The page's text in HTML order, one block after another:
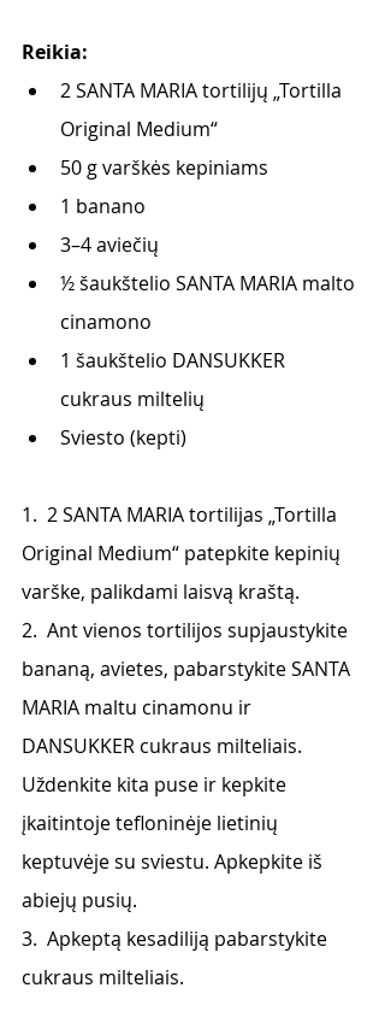
Reikia:
2 SANTA MARIA tortilijų „Tortilla
Original Medium“
50 g varškės kepiniams
1 banano
3–4 aviečių
½ šaukštelio SANTA MARIA malto
cinamono
1 šaukštelio DANSUKKER
cukraus miltelių
Sviesto (kepti)
1.  2 SANTA MARIA tortilijas „Tortilla
Original Medium“ patepkite kepinių
varške, palikdami laisvą kraštą.
2.  Ant vienos tortilijos supjaustykite
bananą, avietes, pabarstykite SANTA
MARIA maltu cinamonu ir
DANSUKKER cukraus milteliais.
Uždenkite kita puse ir kepkite
įkaitintoje tefloninėje lietinių
keptuvėje su sviestu. Apkepkite iš
abiejų pusių.
3.  Apkeptą kesadiliją pabarstykite
cukraus milteliais.